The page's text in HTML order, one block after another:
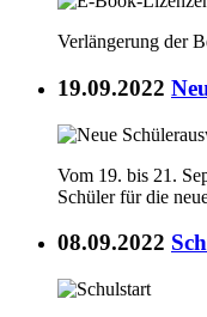
Verlängerung der
19.09.2022
Vom 19. bis 21.
Schüler für die
08.09.2022